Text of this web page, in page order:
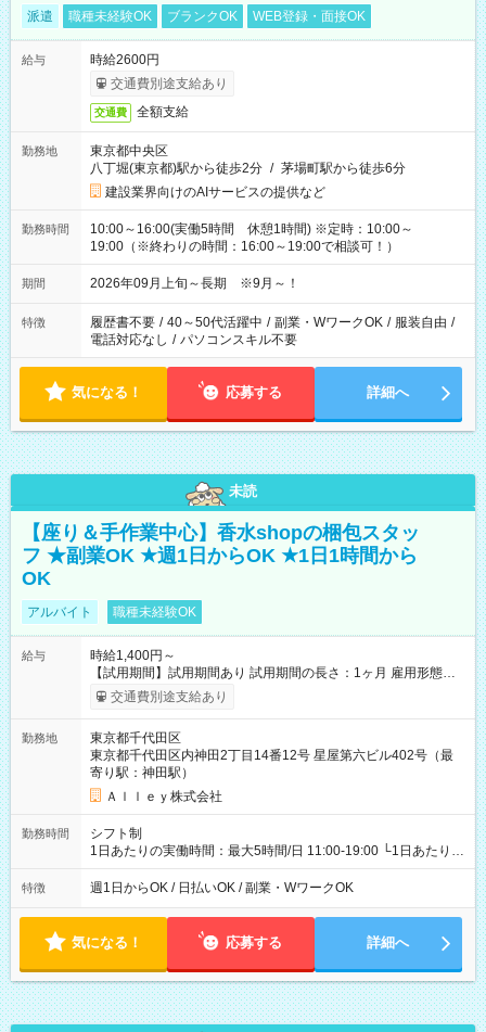
派遣 職種未経験OK ブランクOK WEB登録・面接OK
給与
時給2600円
交通費別途支給あり
交通費 全額支給
勤務地
東京都中央区
八丁堀(東京都)駅から徒歩2分 / 茅場町駅から徒歩6分
建設業界向けのAIサービスの提供など
勤務時間
10:00～16:00(実働5時間 休憩1時間) ※定時：10:00～
19:00（※終わりの時間：16:00～19:00で相談可！）
期間 2026年09月上旬～長期 ※9月～！
特徴 履歴書不要 / 40～50代活躍中 / 副業・WワークOK / 服装自由 /
電話対応なし / パソコンスキル不要
気になる！ 応募する 詳細へ
未読
【座り＆手作業中心】香水shopの梱包スタッ
フ ★副業OK ★週1日からOK ★1日1時間から
OK
アルバイト 職種未経験OK
給与
時給1,400円～
【試用期間】試用期間あり 試用期間の長さ：1ヶ月 雇用形態、
給与は本採用時と同じです。
交通費別途支給あり
勤務地
東京都千代田区
東京都千代田区内神田2丁目14番12号 星屋第六ビル402号（最
寄り駅：神田駅）
Ａｌｌｅｙ株式会社
勤務時間
シフト制
1日あたりの実働時間：最大5時間/日 11:00-19:00 └1日あたりの
実働時間：1-5時間 └上記の時間帯内であれば、いつでも勤務可
能！ └平日・土曜日の中で、お好きな曜日でご勤務いただけま
18:00 などのように、自由な働き方が可能なお仕事です！
特徴 週1日からOK / 日払いOK / 副業・WワークOK
気になる！ 応募する 詳細へ